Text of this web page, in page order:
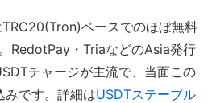
ベースでのほぼ無料
RedotPay・TriaなどのAsia発行
チャージが主流で、当面この
みです。詳細はUSDTステーブル